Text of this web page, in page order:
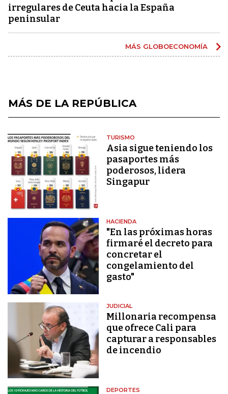
irregulares de Ceuta hacia la España
peninsular
MÁS GLOBOECONOMÍA
MÁS DE LA REPÚBLICA
TURISMO
Asia sigue teniendo los
pasaportes más
poderosos, lidera
Singapur
HACIENDA
"En las próximas horas
firmaré el decreto para
concretar el
congelamiento del
gasto"
JUDICIAL
Millonaria recompensa
que ofrece Cali para
capturar a responsables
de incendio
DEPORTES